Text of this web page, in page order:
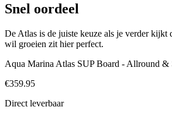
Snel oordeel
De Atlas is de juiste keuze als je verder kijkt
wil groeien zit hier perfect.
Aqua Marina Atlas SUP Board - Allround &
€359.95
Direct leverbaar